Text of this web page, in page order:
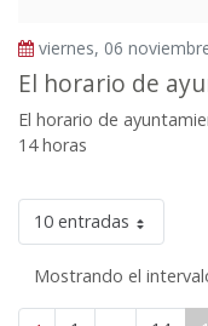
viernes, 06
El horario de
El horario de
14 horas
10 entradas
Mostrando el